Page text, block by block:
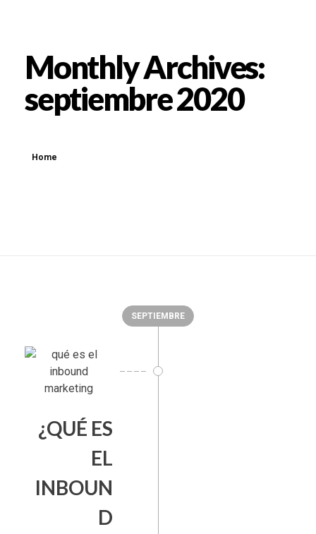
Home
Monthly Archives:
septiembre 2020
SEPTIEMBRE
¿QUÉ ES
EL
INBOUN
D